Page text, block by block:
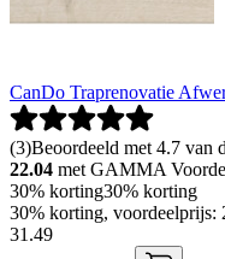
CanDo Traprenovatie
(3)Beoordeeld met 4.7 van
22.04 met GAMMA
30% korting30% korting
30% korting, voordeelprijs:
31 .49